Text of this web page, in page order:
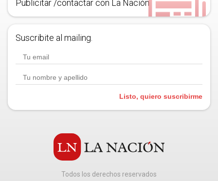
Publicitar /contactar con La Nación
Suscribite al mailing.
Listo, quiero suscribirme
Todos los derechos reservados